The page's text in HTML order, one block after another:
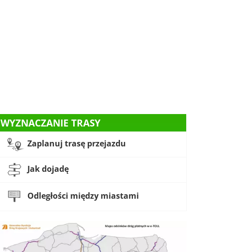
WYZNACZANIE TRASY
Zaplanuj trasę przejazdu
Jak dojadę
Odległości między miastami